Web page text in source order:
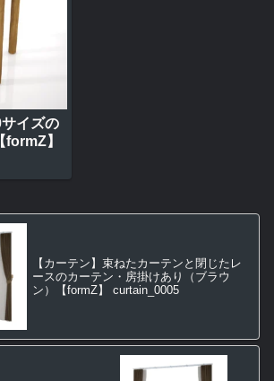
サイズの
】
【カーテン】束ねたカーテンと閉じたレ
ースのカーテン・房掛けあり（ブラウ
ン）【formZ】 curtain_0005